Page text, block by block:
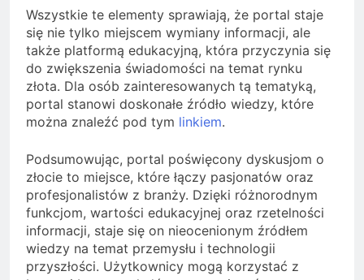
Wszystkie te elementy sprawiają, że portal staje
się nie tylko miejscem wymiany informacji, ale
także platformą edukacyjną, która przyczynia się
do zwiększenia świadomości na temat rynku
złota. Dla osób zainteresowanych tą tematyką,
portal stanowi doskonałe źródło wiedzy, które
można znaleźć pod tym linkiem.
Podsumowując, portal poświęcony dyskusjom o
złocie to miejsce, które łączy pasjonatów oraz
profesjonalistów z branży. Dzięki różnorodnym
funkcjom, wartości edukacyjnej oraz rzetelności
informacji, staje się on nieocenionym źródłem
wiedzy na temat przemysłu i technologii
przyszłości. Użytkownicy mogą korzystać z